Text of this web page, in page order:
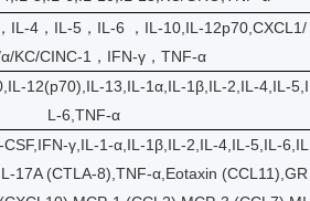
IL-4，IL-5，IL-6 ，IL-10,IL-12p70,CXCL1/
KC/CINC-1，IFN-γ，TNF-α
12(p70),IL-13,IL-1α,IL-1β,IL-2,IL-4,IL-5,I
L-6,TNF-α
γ,IL-1-α,IL-1β,IL-2,IL-4,IL-5,IL-6,IL
17A (CTLA-8),TNF-α,Eotaxin (CCL11),GR